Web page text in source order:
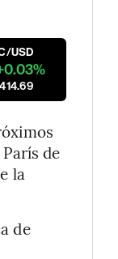
USD
de
la
de